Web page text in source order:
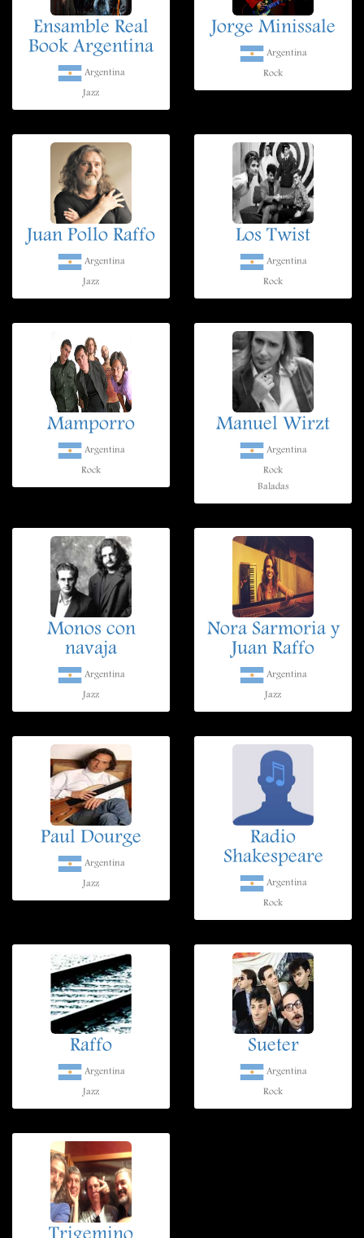
Ensamble Real
Book Argentina
Argentina
Jazz
Jorge Minissale
Argentina
Rock
Juan Pollo Raffo
Argentina
Jazz
Los Twist
Argentina
Rock
Mamporro
Argentina
Rock
Manuel Wirzt
Argentina
Rock
Baladas
Monos con
navaja
Argentina
Jazz
Nora Sarmoria y
Juan Raffo
Argentina
Jazz
Paul Dourge
Argentina
Jazz
Radio
Shakespeare
Argentina
Rock
Raffo
Argentina
Jazz
Sueter
Argentina
Rock